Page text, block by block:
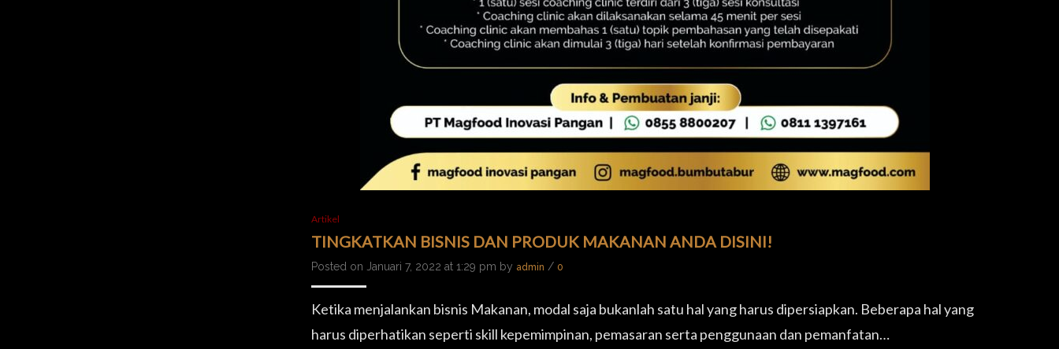
Artikel
TINGKATKAN BISNIS DAN PRODUK MAKANAN ANDA DISINI!
Posted on Januari 7, 2022 at 1:29 pm by admin / 0
Ketika menjalankan bisnis Makanan, modal saja bukanlah satu hal yang harus dipersiapkan. Beberapa hal yang
harus diperhatikan seperti skill kepemimpinan, pemasaran serta penggunaan dan pemanfatan…